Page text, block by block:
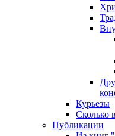
Курьезы
Сколько
Публикации